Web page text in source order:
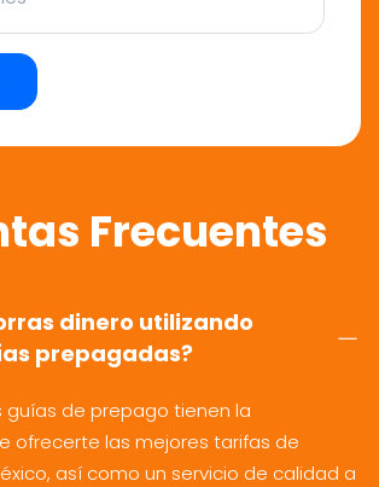
Frecuentes
dinero utilizando
prepagadas?
guías de prepago tienen la
ofrecerte las mejores tarifas de
así como un servicio de calidad a